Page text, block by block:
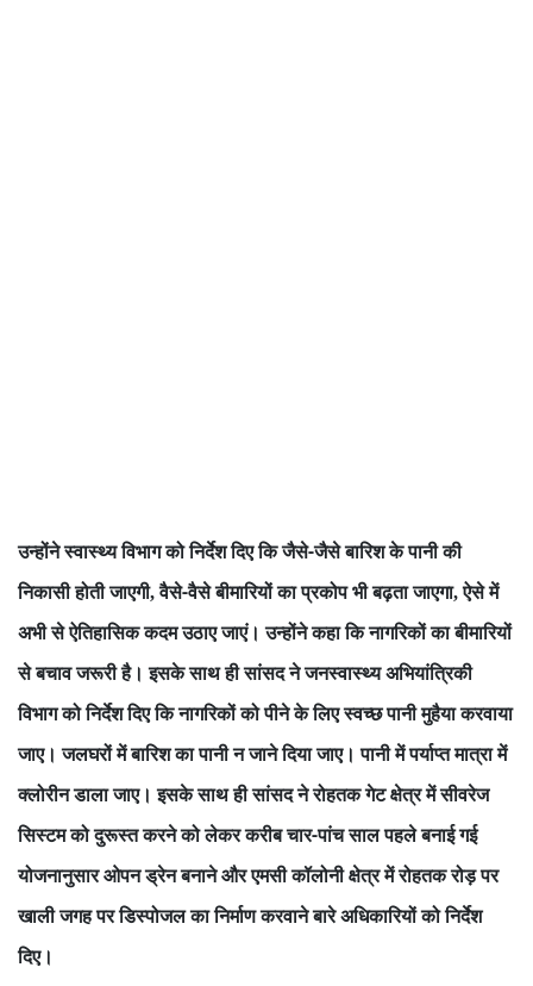
उन्होंने स्वास्थ्य विभाग को निर्देश दिए कि जैसे-जैसे बारिश के पानी की
निकासी होती जाएगी,वैसे-वैसे बीमारियों का प्रकोप भी बढ़ता जाएगा,ऐसे में
अभी से ऐतिहासिक कदम उठाए जाएं। उन्होंने कहा कि नागरिकों का बीमारियों
से बचाव जरूरी है। इसके साथ ही सांसद ने जनस्वास्थ्य अभियांत्रिकी
विभाग को निर्देश दिए कि नागरिकों को पीने के लिए स्वच्छ पानी मुहैया करवाया
जाए। जलघरों में बारिश का पानी न जाने दिया जाए। पानी में पर्याप्त मात्रा में
क्लोरीन डाला जाए। इसके साथ ही सांसद ने रोहतक गेट क्षेत्र में सीवरेज
सिस्टम को दुरूस्त करने को लेकर करीब चार-पांच साल पहले बनाई गई
योजनानुसार ओपन ड्रेन बनाने और एमसी कॉलोनी क्षेत्र में रोहतक रोड़ पर
खाली जगह पर डिस्पोजल का निर्माण करवाने बारे अधिकारियों को निर्देश
दिए।